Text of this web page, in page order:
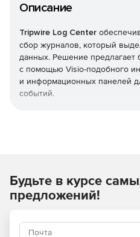
Описание
Tripwire Log Center
сбор журналов, который
данных. Решение предлагает
с помощью Visio-подобного
и информационных панелей
событий.
Tripwire Enterprise и Tripwire
реагирования на аномалии и
требованиям для сбора и
Будьте в курсе
предложений!